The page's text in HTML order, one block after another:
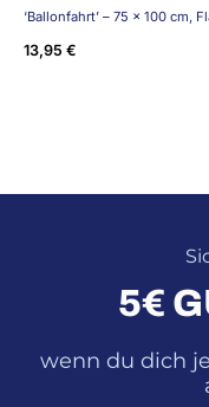
‘Ballonfahrt’ – 75 x 100 cm,
13,95 €
5€
wenn du dich